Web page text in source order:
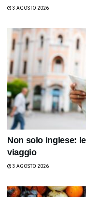
3 AGOSTO 2026
Non solo inglese:
viaggio
3 AGOSTO 2026